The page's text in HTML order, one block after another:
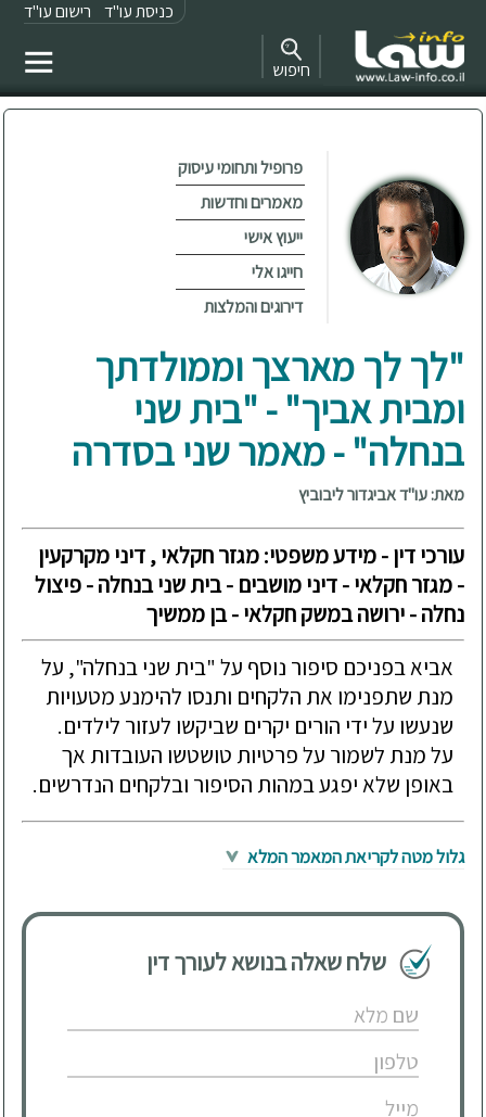
כניסת עו"ד רישום עו"ד
חיפוש
פרופיל ותחומי עיסוק
מאמרים וחדשות
ייעוץ אישי
חייגו אלי
דירוגים והמלצות
"לך לך מארצך וממולדתך
ומבית אביך" - "בית שני
בנחלה" - מאמר שני בסדרה
מאת: עו"ד אביגדור ליבוביץ
עורכי דין - מידע משפטי: מגזר חקלאי , דיני מקרקעין
- מגזר חקלאי - דיני מושבים - בית שני בנחלה - פיצול
נחלה - ירושה במשק חקלאי - בן ממשיך
אביא בפניכם סיפור נוסף על "בית שני בנחלה", על
מנת שתפנימו את הלקחים ותנסו להימנע מטעויות
שנעשו על ידי הורים יקרים שביקשו לעזור לילדים.
על מנת לשמור על פרטיות טושטשו העובדות אך
באופן שלא יפגע במהות הסיפור ובלקחים הנדרשים.
גלול מטה לקריאת המאמר המלא
שלח שאלה בנושא לעורך דין